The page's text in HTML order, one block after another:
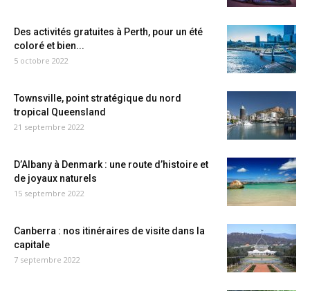
Des activités gratuites à Perth, pour un été
coloré et bien...
5 octobre 2022
Townsville, point stratégique du nord
tropical Queensland
21 septembre 2022
D’Albany à Denmark : une route d’histoire et
de joyaux naturels
15 septembre 2022
Canberra : nos itinéraires de visite dans la
capitale
7 septembre 2022